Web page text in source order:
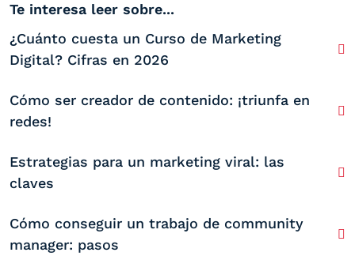
Te interesa leer sobre...
¿Cuánto cuesta un Curso de Marketing
Digital? Cifras en 2026
Cómo ser creador de contenido: ¡triunfa en
redes!
Estrategias para un marketing viral: las
claves
Cómo conseguir un trabajo de community
manager: pasos